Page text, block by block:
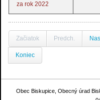
za rok 2022
Začiatok Predch.
Koniec
Obec Biskupice, Obecný úrad